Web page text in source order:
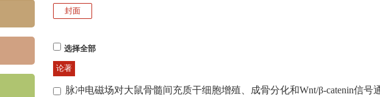
封面
选择全部
论著
脉冲电磁场对大鼠骨髓间充质干细胞增殖、成骨分化和Wnt/β-catenin信号